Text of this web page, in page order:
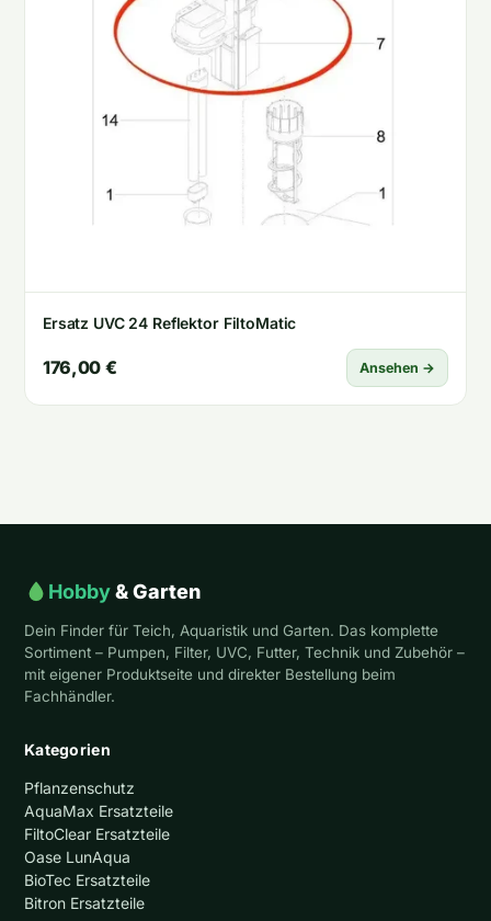
Ersatz UVC 24 Reflektor FiltoMatic
176,00 € Ansehen →
Hobby& Garten
Dein Finder für Teich, Aquaristik und Garten. Das komplette
Sortiment – Pumpen, Filter, UVC, Futter, Technik und Zubehör –
mit eigener Produktseite und direkter Bestellung beim
Fachhändler.
Kategorien
Pflanzenschutz
AquaMax Ersatzteile
FiltoClear Ersatzteile
Oase LunAqua
BioTec Ersatzteile
Bitron Ersatzteile